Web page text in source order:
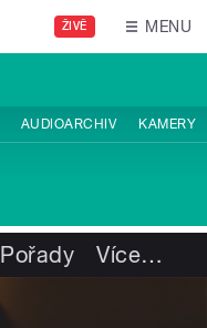
ŽIVĚ MENU
AUDIOARCHIV KAMERY
Pořady Více…